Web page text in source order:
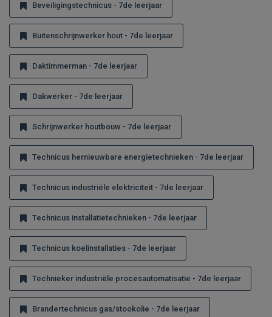
Beveiligingstechnicus - 7de leerjaar
Buitenschrijnwerker hout - 7de leerjaar
Daktimmerman - 7de leerjaar
Dakwerker - 7de leerjaar
Schrijnwerker houtbouw - 7de leerjaar
Technicus hernieuwbare energietechnieken - 7de leerjaar
Technicus industriële elektriciteit - 7de leerjaar
Technicus installatietechnieken - 7de leerjaar
Technicus koelinstallaties - 7de leerjaar
Technieker industriële procesautomatisatie - 7de leerjaar
Brandertechnicus gas/stookolie - 7de leerjaar